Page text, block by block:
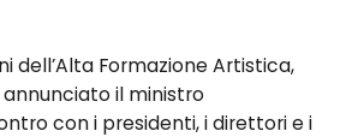
dell’Alta Formazione Artistica,
il ministro
con i presidenti, i direttori e i